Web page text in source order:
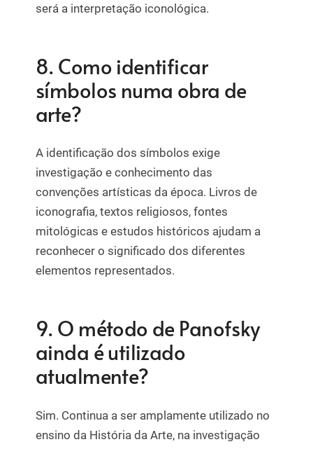
será a interpretação iconológica.
8. Como identificar
símbolos numa obra de
arte?
A identificação dos símbolos exige
investigação e conhecimento das
convenções artísticas da época. Livros de
iconografia, textos religiosos, fontes
mitológicas e estudos históricos ajudam a
reconhecer o significado dos diferentes
elementos representados.
9. O método de Panofsky
ainda é utilizado
atualmente?
Sim. Continua a ser amplamente utilizado no
ensino da História da Arte, na investigação